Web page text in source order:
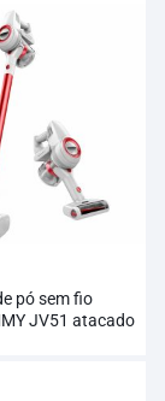
pó sem fio
JV51 atacado